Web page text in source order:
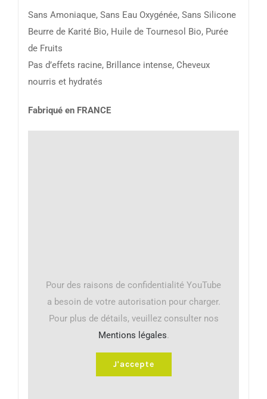
Sans Amoniaque, Sans Eau Oxygénée, Sans Silicone
Beurre de Karité Bio, Huile de Tournesol Bio, Purée
de Fruits
Pas d’effets racine, Brillance intense, Cheveux
nourris et hydratés
Fabriqué en FRANCE
Pour des raisons de confidentialité YouTube
a besoin de votre autorisation pour charger.
Pour plus de détails, veuillez consulter nos
Mentions légales.
J'accepte